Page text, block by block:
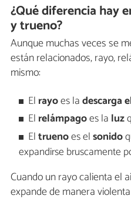
¿Qué diferencia hay
y trueno?
Aunque muchas veces se
están relacionados, rayo,
mismo:
El rayoes ladescarga
El relámpagoes la luz
Eltruenoes elsonido
expandirse bruscamente
Cuando un rayo calienta el
expande de manera